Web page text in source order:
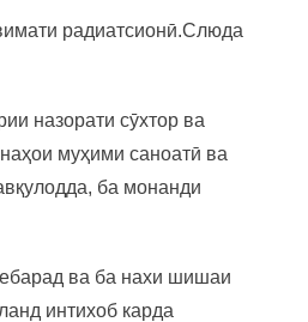
радиатсионӣ.Слюда
назорати сӯхтор ва
муҳими саноатӣ ва
ба монанди
ва ба нахи шишаи
интихоб карда